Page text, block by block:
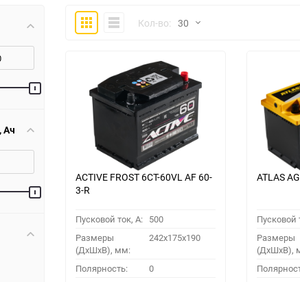
Ач
ПлиткаКомпактноКол-во: 30
30
60
90
150
ACTIVE FROST 6СТ-60VL АF 60-
3-R
Пусковой ток, A: 500
Размеры
(ДхШхВ), мм:
242x175x190
Полярность: 0
ATLAS
Пусковой
Размеры
(ДхШхВ),